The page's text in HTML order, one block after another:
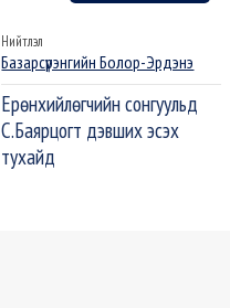
Нийтлэл
Базарсүрэнгийн Болор-Эрдэнэ
Ерөнхийлөгчийн сонгуульд
С.Баярцогт дэвших эсэх
тухайд